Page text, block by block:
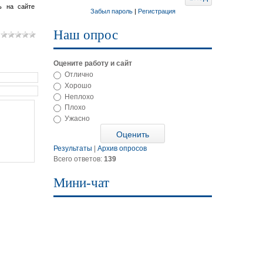
на сайте
Забыл пароль| Регистрация
Наш опрос
Оцените работу и сайт
Отлично
Хорошо
Неплохо
Плохо
Ужасно
Результаты
Архив опросов
Всего ответов: 139
Мини-чат